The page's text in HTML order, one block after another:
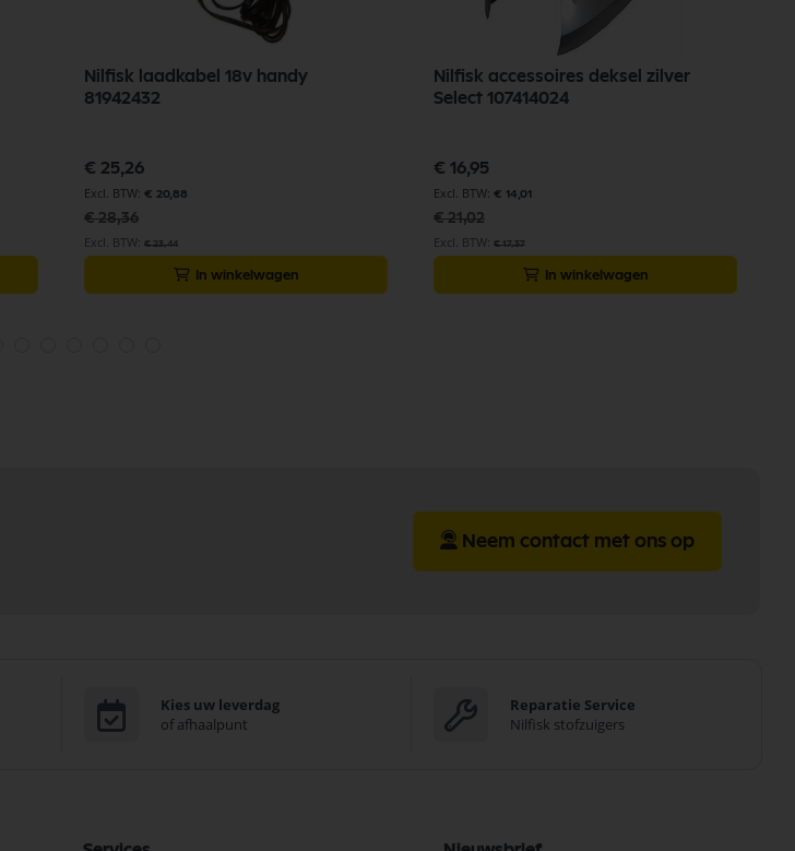
Nilfisk laadkabel 18v handy
81942432
Speciale
prijs
€ 25,26
€ 20,88
€ 28,36
€ 23,44
In winkelwagen
Nilfisk accessoires deksel zilver
Select 107414024
Speciale
prijs
€ 16,95
€ 14,01
€ 21,02
€ 17,37
In winkelwagen
Neem contact met ons op
Kies uw leverdag
of afhaalpunt
Reparatie Service
Nilfisk stofzuigers